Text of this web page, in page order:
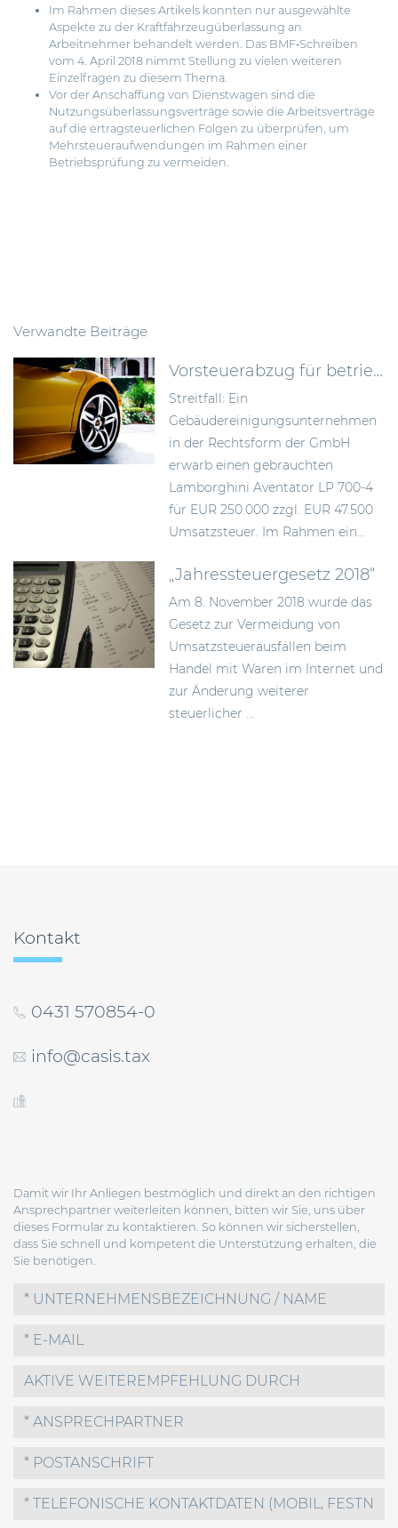
Im Rahmen dieses Artikels konnten nur ausgewählte
Aspekte zu der Kraftfahrzeugüberlassung an
Arbeitnehmer behandelt werden. Das BMF‐Schreiben
vom 4. April 2018 nimmt Stellung zu vielen weiteren
Einzelfragen zu diesem Thema.
Vor der Anschaffung von Dienstwagen sind die
Nutzungsüberlassungsverträge sowie die Arbeitsverträge
auf die ertragsteuerlichen Folgen zu überprüfen, um
Mehrsteueraufwendungen im Rahmen einer
Betriebsprüfung zu vermeiden.
Verwandte Beiträge
Vorsteuerabzug für betrieblich genutzten Luxussportwagen
Streitfall: Ein
Gebäudereinigungsunternehmen
in der Rechtsform der GmbH
erwarb einen gebrauchten
Lamborghini Aventator LP 700-4
für EUR 250.000 zzgl. EUR 47.500
Umsatzsteuer. Im Rahmen ein...
„Jahressteuergesetz 2018“
Am 8. November 2018 wurde das
Gesetz zur Vermeidung von
Umsatzsteuerausfällen beim
Handel mit Waren im Internet und
zur Änderung weiterer
steuerlicher ...
Kontakt
0431 570854-0
info@casis.tax
Damit wir Ihr Anliegen bestmöglich und direkt an den richtigen
Ansprechpartner weiterleiten können, bitten wir Sie, uns über
dieses Formular zu kontaktieren. So können wir sicherstellen,
dass Sie schnell und kompetent die Unterstützung erhalten, die
Sie benötigen.